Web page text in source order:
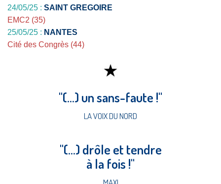
24/05/25 : SAINT GREGOIRE
EMC2 (35)
25/05/25 : NANTES
Cité des Congrès (44)
"(...) un sans-faute !"
LA VOIX DU NORD
"(...) drôle et tendre
à la fois !"